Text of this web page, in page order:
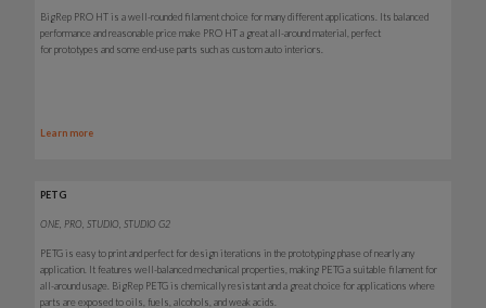
BigRep PRO HT is a well-rounded filament choice for many different applications. Its balanced
performance and reasonable price make PRO HT a great all-around material, perfect
for prototypes and some end-use parts such as custom auto interiors.
Learn more
PETG
ONE, PRO, STUDIO, STUDIO G2
PETG is easy to print and perfect for design iterations in the prototyping phase of nearly any
application. It features well-balanced mechanical properties, making PETG a suitable filament for
all-around usage. BigRep PETG is chemically resistant and a great choice for applications where
parts are exposed to oils, fuels, alcohols, and weak acids.